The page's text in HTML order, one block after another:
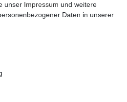
Impressum
| Alle Rechte vorbehalten.
by
unser Impressum und weitere
Daten in unserer